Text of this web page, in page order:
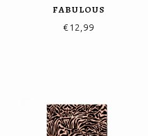
FABULOUS
€12,99